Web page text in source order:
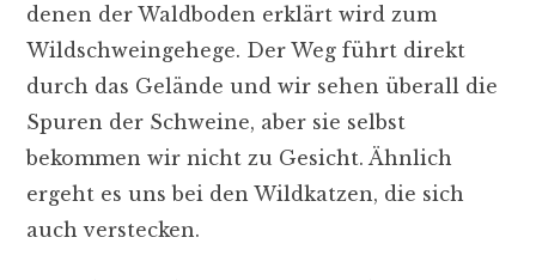
denen der Waldboden erklärt wird zum
Wildschweingehege. Der Weg führt direkt
durch das Gelände und wir sehen überall die
Spuren der Schweine, aber sie selbst
bekommen wir nicht zu Gesicht. Ähnlich
ergeht es uns bei den Wildkatzen, die sich
auch verstecken.